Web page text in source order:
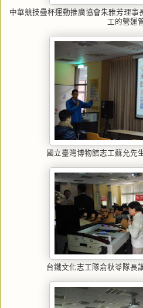
中華競技疊杯運動推廣協會朱雅芳理事
工的營運
國立臺灣博物館志工蘇允先
台鐵文化志工隊俞秋苓隊長